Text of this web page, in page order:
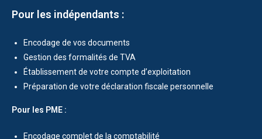
Pour les indépendants :
Encodage de vos documents
Gestion des formalités de TVA
Établissement de votre compte d’exploitation
Préparation de votre déclaration fiscale personnelle
Pour les PME :
Encodage complet de la comptabilité